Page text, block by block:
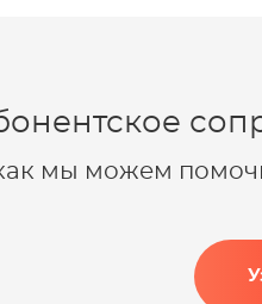
мы можем